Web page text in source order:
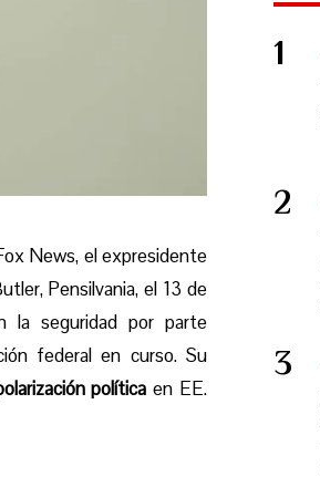
News, el expresidente
Pensilvania, el 13 de
la seguridad por parte
federal en curso. Su
política en EE.